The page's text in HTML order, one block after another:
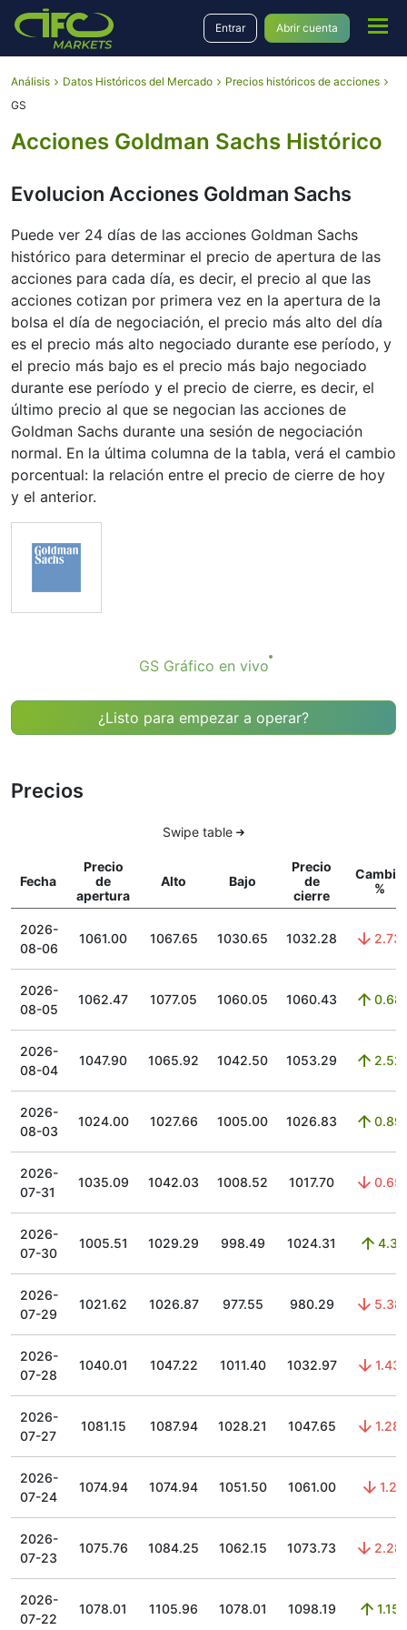
Entrar Abrir cuenta
Análisis Datos Históricos del Mercado
Precios históricos de acciones
GS
Acciones Goldman Sachs Histórico
Evolucion Acciones Goldman Sachs
Puede ver 24 días de las acciones Goldman Sachs
histórico para determinar el precio de apertura de las
acciones para cada día, es decir, el precio al que las
acciones cotizan por primera vez en la apertura de la
bolsa el día de negociación, el precio más alto del día
es el precio más alto negociado durante ese período, y
el precio más bajo es el precio más bajo negociado
durante ese período y el precio de cierre, es decir, el
último precio al que se negocian las acciones de
Goldman Sachs durante una sesión de negociación
normal. En la última columna de la tabla, verá el cambio
porcentual: la relación entre el precio de cierre de hoy
y el anterior.
GS Gráfico en vivo
¿Listo para empezar a operar?
Precios
Swipe table
Fecha
Precio
de
apertura
Alto Bajo
Precio
de
cierre
Cambio
%
2026-
08-06
1061.00 1067.65 1030.65 1032.28 2.73
2026-
08-05
1062.47 1077.05 1060.05 1060.43 0.68
2026-
08-04
1047.90 1065.92 1042.50 1053.29 2.52
2026-
08-03
1024.00 1027.66 1005.00 1026.83 0.89
2026-
07-31
1035.09 1042.03 1008.52 1017.70 0.65
2026-
07-30
1005.51 1029.29 998.49 1024.31 4.3
2026-
07-29
1021.62 1026.87 977.55 980.29 5.38
2026-
07-28
1040.01 1047.22 1011.40 1032.97 1.43
2026-
07-27
1081.15 1087.94 1028.21 1047.65 1.28
2026-
07-24
1074.94 1074.94 1051.50 1061.00 1.2
2026-
07-23
1075.76 1084.25 1062.15 1073.73 2.28
2026-
07-22
1078.01 1105.96 1078.01 1098.19 1.15